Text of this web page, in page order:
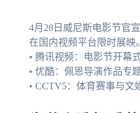
4月28日威尼斯电影节官
在国内视频平台限时展映
• 腾讯视频：电影节开幕
• 优酷：佩恩导演作品专
• CCTV5：体育赛事与文